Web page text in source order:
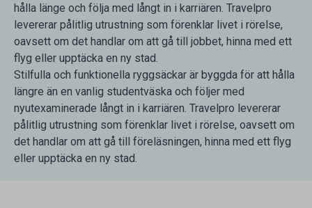
hålla länge och följa med långt in i karriären. Travelpro
levererar pålitlig utrustning som förenklar livet i rörelse,
oavsett om det handlar om att gå till jobbet, hinna med ett
flyg eller upptäcka en ny stad.
Stilfulla och funktionella ryggsäckar är byggda för att hålla
längre än en vanlig studentväska och följer med
nyutexaminerade långt in i karriären. Travelpro levererar
pålitlig utrustning som förenklar livet i rörelse, oavsett om
det handlar om att gå till föreläsningen, hinna med ett flyg
eller upptäcka en ny stad.